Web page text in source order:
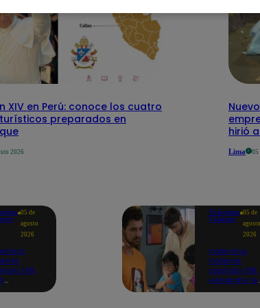
XIV en Perú: conoce los cuatro
preparados en
2026
hirió
Lima 05
05 de
agosto
2026
108:
Valentina
Valiente
05 de
agosto
2026
Valentina
Valiente
capítulo 108:
¡Alejandro le